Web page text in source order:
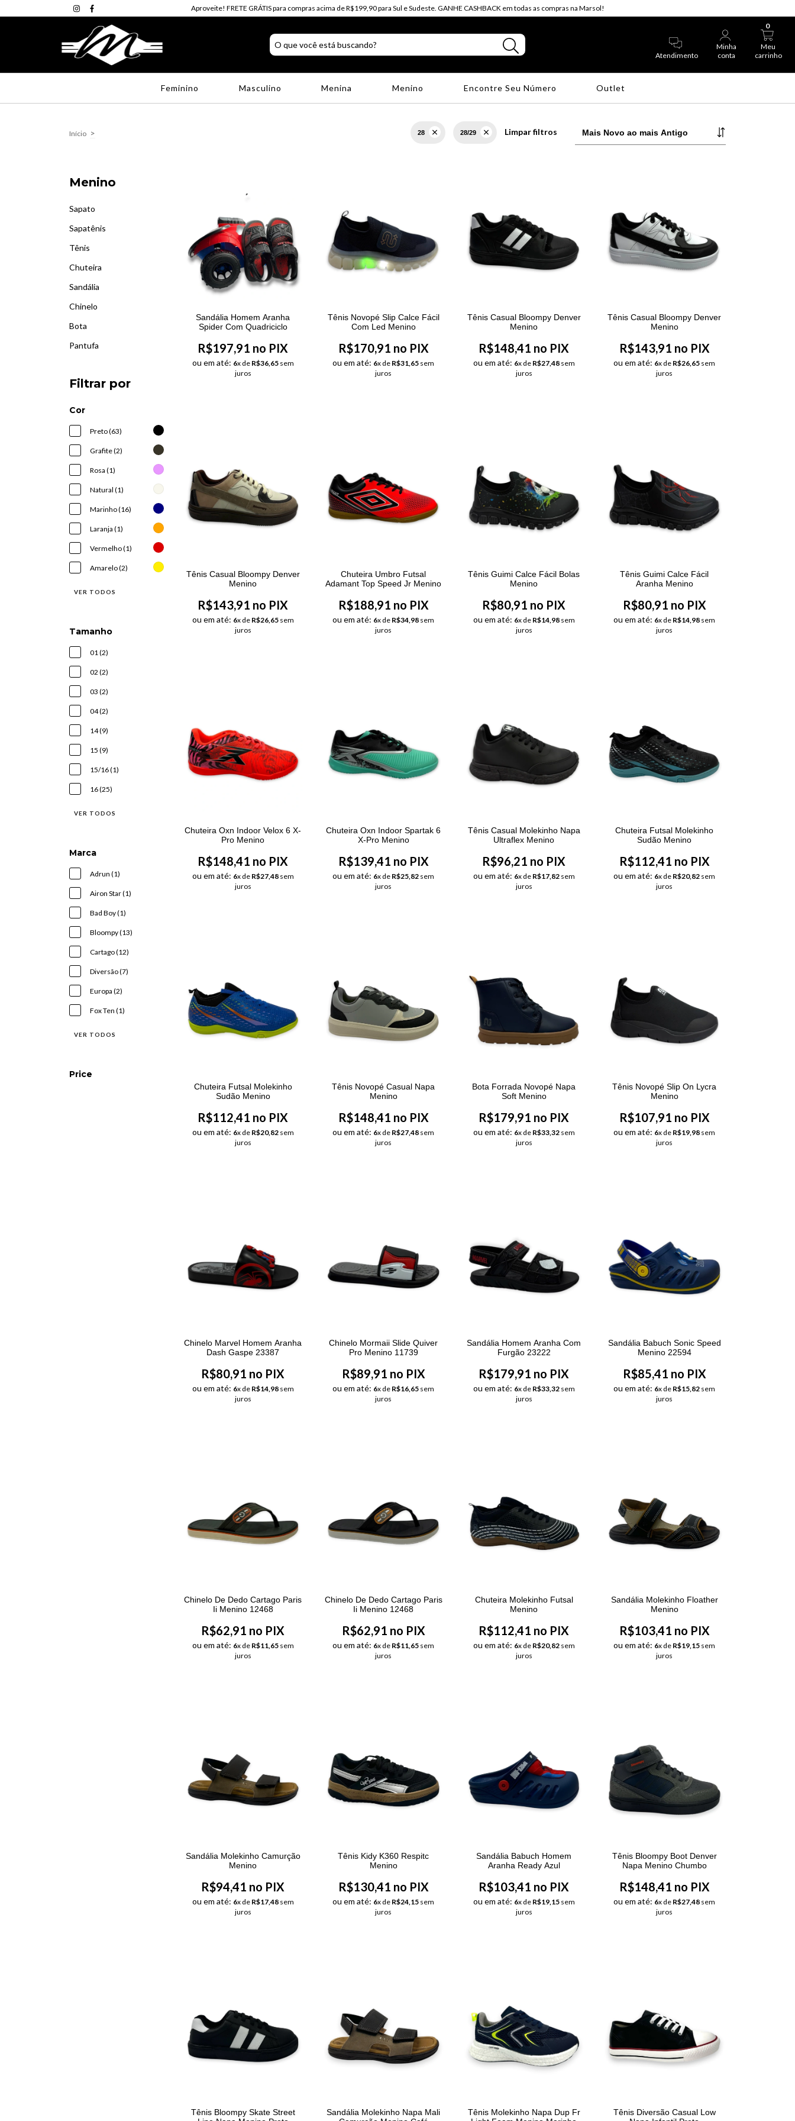
Aproveite! FRETE GRÁTIS para compras acima de R$199,90 para Sul e Sudeste. GANHE CASHBACK em todas as compras na Marsol!
Atendimento
Minha
conta
Meu
carrinho
0
Feminino Masculino Menina Menino Encontre Seu Número Outlet
Início > 28 28/29 Limpar filtros
Menino
Sapato
Sapatênis
Tênis
Chuteira
Sandália
Chinelo
Bota
Pantufa
Filtrar por
Cor
Preto (63)
Grafite (2)
Rosa (1)
Natural (1)
Marinho (16)
Laranja (1)
Vermelho (1)
Amarelo (2)
VER TODOS
Tamanho
01 (2)
02 (2)
03 (2)
04 (2)
14 (9)
15 (9)
15/16 (1)
16 (25)
VER TODOS
Marca
Adrun (1)
Airon Star (1)
Bad Boy (1)
Bloompy (13)
Cartago (12)
Diversão (7)
Europa (2)
Fox Ten (1)
VER TODOS
Price
Sandália Homem Aranha
Spider Com Quadriciclo
R$197,91 no PIX
ou em até: 6x de R$36,65sem
juros
Tênis Novopé Slip Calce Fácil
Com Led Menino
R$170,91 no PIX
ou em até: 6x de R$31,65 sem
juros
Tênis Casual Bloompy Denver
Menino
R$148,41 no PIX
ou em até: 6x de R$27,48sem
juros
Tênis Casual Bloompy Denver
Menino
R$143,91 no PIX
ou em até: 6x de R$26,65 sem
juros
Tênis Casual Bloompy Denver
Menino
R$143,91 no PIX
ou em até: 6x de R$26,65sem
juros
Chuteira Umbro Futsal
Adamant Top Speed Jr Menino
R$188,91 no PIX
ou em até: 6x de R$34,98 sem
juros
Tênis Guimi Calce Fácil Bolas
Menino
R$80,91 no PIX
ou em até: 6x de R$14,98sem
juros
Tênis Guimi Calce Fácil
Aranha Menino
R$80,91 no PIX
ou em até: 6x de R$14,98 sem
juros
Chuteira Oxn Indoor Velox 6 X-
Pro Menino
R$148,41 no PIX
ou em até: 6x de R$27,48sem
juros
Chuteira Oxn Indoor Spartak 6
X-Pro Menino
R$139,41 no PIX
ou em até: 6x de R$25,82 sem
juros
Tênis Casual Molekinho Napa
Ultraflex Menino
R$96,21 no PIX
ou em até: 6x de R$17,82sem
juros
Chuteira Futsal Molekinho
Sudão Menino
R$112,41 no PIX
ou em até: 6x de R$20,82 sem
juros
Chuteira Futsal Molekinho
Sudão Menino
R$112,41 no PIX
ou em até: 6x de R$20,82sem
juros
Tênis Novopé Casual Napa
Menino
R$148,41 no PIX
ou em até: 6x de R$27,48 sem
juros
Bota Forrada Novopé Napa
Soft Menino
R$179,91 no PIX
ou em até: 6x de R$33,32sem
juros
Tênis Novopé Slip On Lycra
Menino
R$107,91 no PIX
ou em até: 6x de R$19,98 sem
juros
Chinelo Marvel Homem Aranha
Dash Gaspe 23387
R$80,91 no PIX
ou em até: 6x de R$14,98sem
juros
Chinelo Mormaii Slide Quiver
Pro Menino 11739
R$89,91 no PIX
ou em até: 6x de R$16,65 sem
juros
Sandália Homem Aranha Com
Furgão 23222
R$179,91 no PIX
ou em até: 6x de R$33,32sem
juros
Sandália Babuch Sonic Speed
Menino 22594
R$85,41 no PIX
ou em até: 6x de R$15,82 sem
juros
Chinelo De Dedo Cartago Paris
Ii Menino 12468
R$62,91 no PIX
ou em até: 6x de R$11,65sem
juros
Chinelo De Dedo Cartago Paris
Ii Menino 12468
R$62,91 no PIX
ou em até: 6x de R$11,65 sem
juros
Chuteira Molekinho Futsal
Menino
R$112,41 no PIX
ou em até: 6x de R$20,82sem
juros
Sandália Molekinho Floather
Menino
R$103,41 no PIX
ou em até: 6x de R$19,15 sem
juros
Sandália Molekinho Camurção
Menino
R$94,41 no PIX
ou em até: 6x de R$17,48sem
juros
Tênis Kidy K360 Respitc
Menino
R$130,41 no PIX
ou em até: 6x de R$24,15 sem
juros
Sandália Babuch Homem
Aranha Ready Azul
R$103,41 no PIX
ou em até: 6x de R$19,15sem
juros
Tênis Bloompy Boot Denver
Napa Menino Chumbo
R$148,41 no PIX
ou em até: 6x de R$27,48 sem
juros
Tênis Bloompy Skate Street
Sandália Molekinho Napa Mali
Tênis Molekinho Napa Dup Fr
Tênis Diversão Casual Low